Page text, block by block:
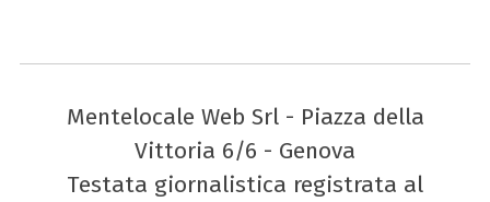
Mentelocale Web Srl - Piazza della
Vittoria 6/6 - Genova
Testata giornalistica registrata al